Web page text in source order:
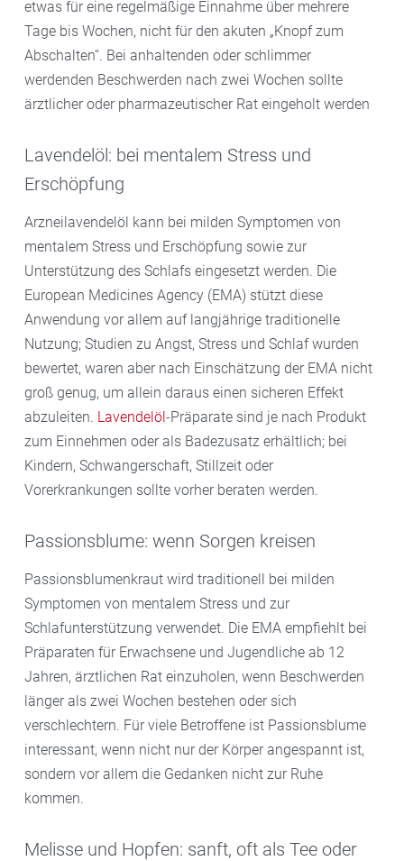
etwas für eine regelmäßige Einnahme über mehrere
Tage bis Wochen, nicht für den akuten „Knopf zum
Abschalten“. Bei anhaltenden oder schlimmer
werdenden Beschwerden nach zwei Wochen sollte
ärztlicher oder pharmazeutischer Rat eingeholt werden
Lavendelöl: bei mentalem Stress und
Erschöpfung
Arzneilavendelöl kann bei milden Symptomen von
mentalem Stress und Erschöpfung sowie zur
Unterstützung des Schlafs eingesetzt werden. Die
European Medicines Agency (EMA) stützt diese
Anwendung vor allem auf langjährige traditionelle
Nutzung; Studien zu Angst, Stress und Schlaf wurden
bewertet, waren aber nach Einschätzung der EMA nicht
groß genug, um allein daraus einen sicheren Effekt
abzuleiten. Lavendelöl-Präparate sind je nach Produkt
zum Einnehmen oder als Badezusatz erhältlich; bei
Kindern, Schwangerschaft, Stillzeit oder
Vorerkrankungen sollte vorher beraten werden.
Passionsblume: wenn Sorgen kreisen
Passionsblumenkraut wird traditionell bei milden
Symptomen von mentalem Stress und zur
Schlafunterstützung verwendet. Die EMA empfiehlt bei
Präparaten für Erwachsene und Jugendliche ab 12
Jahren, ärztlichen Rat einzuholen, wenn Beschwerden
länger als zwei Wochen bestehen oder sich
verschlechtern. Für viele Betroffene ist Passionsblume
interessant, wenn nicht nur der Körper angespannt ist,
sondern vor allem die Gedanken nicht zur Ruhe
kommen.
Melisse und Hopfen: sanft, oft als Tee oder